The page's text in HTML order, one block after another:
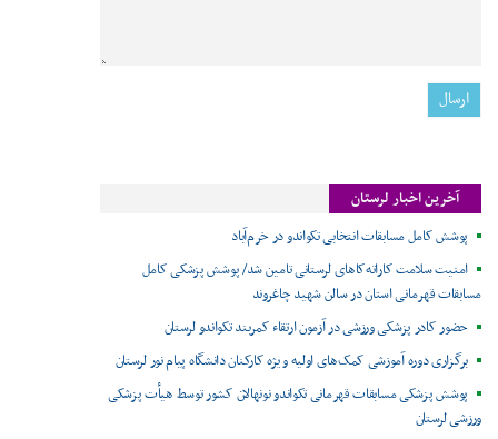
آخرین اخبار لرستان
پوشش کامل مسابقات انتخابی تکواندو در خرم‌آباد
امنیت سلامت کاراته‌کاهای لرستانی تامین شد/ پوشش پزشکی کامل
مسابقات قهرمانی استان در سالن شهید چاغروند
حضور کادر پزشکی ورزشی در آزمون ارتقاء کمربند تکواندو لرستان
برگزاری دوره آموزشی کمک‌های اولیه ویژه کارکنان دانشگاه پیام نور لرستان
پوشش پزشکی مسابقات قهرمانی تکواندو نونهالان کشور توسط هیأت پزشکی
ورزشی لرستان